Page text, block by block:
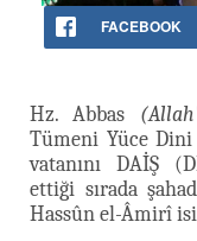
FACEBOOK
Hz. Abbas
Tümeni Yüce Dini
vatanını DAİŞ
ettiği sırada
Hassûn el-Âmirî